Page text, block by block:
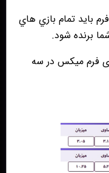
بايد تمام بازي هاي
برنده شود.
فرم میکس در سه